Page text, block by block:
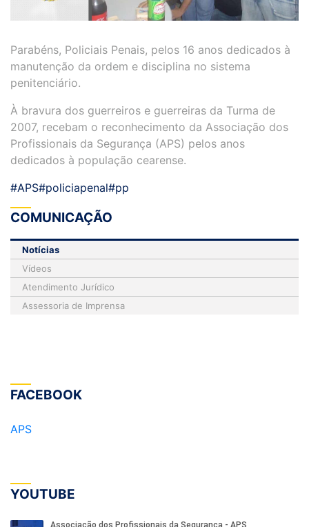
Parabéns, Policiais Penais, pelos 16 anos dedicados à
manutenção da ordem e disciplina no sistema
penitenciário.
À bravura dos guerreiros e guerreiras da Turma de
2007, recebam o reconhecimento da Associação dos
Profissionais da Segurança (APS) pelos anos
dedicados à população cearense.
#APS#policiapenal#pp
COMUNICAÇÃO
Notícias
Vídeos
Atendimento Jurídico
Assessoria de Imprensa
FACEBOOK
APS
YOUTUBE